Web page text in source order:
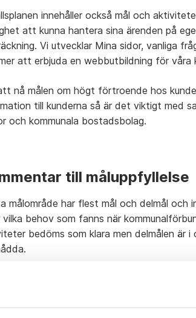
innehåller också mål och
att kunna hantera sina ärenden på
Vi utvecklar Mina sidor, vanliga
att erbjuda en webbutbildning för våra
nå målen om högt förtroende hos
till kunderna så är det viktigt med
och kommunala bostadsbolag.
till måluppfyllelse
målområde har flest mål och delmål och
vilka behov som fanns när
bedöms som klara men delmålen är i
till färgerna i